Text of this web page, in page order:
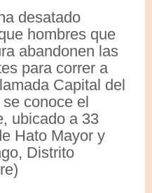
desatado
hombres que
abandonen las
para correr a
Capital del
conoce el
ubicado a 33
Hato Mayor y
Distrito